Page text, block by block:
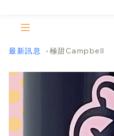
最新訊息 > 極甜Campbell